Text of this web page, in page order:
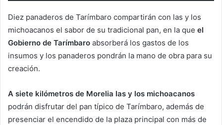
Diez panaderos de Tarímbaro compartirán con las y los
michoacanos el sabor de su tradicional pan, en la que el
Gobierno de Tarímbaro absorberá los gastos de los
insumos y los panaderos pondrán la mano de obra para su
creación.
A siete kilómetros de Morelia las y los michoacanos
podrán disfrutar del pan típico de Tarímbaro, además de
presenciar el encendido de la plaza principal con más de